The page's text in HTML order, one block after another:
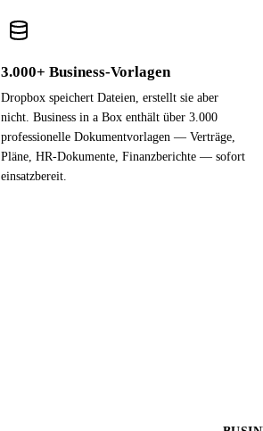
3.000+ Business-Vorlagen
Dropbox speichert Dateien, erstellt sie aber
nicht. Business in a Box enthält über 3.000
professionelle Dokumentvorlagen — Verträge,
Pläne, HR-Dokumente, Finanzberichte — sofort
einsatzbereit.